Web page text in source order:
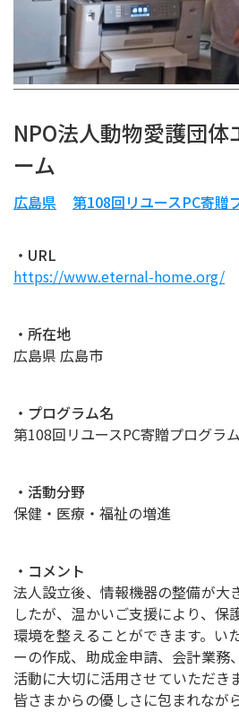
NPO法人動物愛護団
ーム
広島県 第108回リユースPC寄贈
・URL
https://www.eternal-home.org/
・所在地
広島県 広島市
・プログラム名
第108回リユースPC寄贈プログラム
・活動分野
保健・医療・福祉の増進
・コメント
法人設立後、情報機器の整備が大
したが、温かいご支援により、保
環境を整えることができます。い
ーの作成、助成金申請、会計業務
活動に大切に活用させていただき
皆さまからの優しさに包まれなが